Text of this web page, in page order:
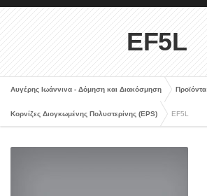
EF5L
Αυγέρης Ιωάννινα - Δόμηση και Διακόσμηση Προϊόντα
Κορνίζες Διογκωμένης Πολυστερίνης (EPS) EF5L